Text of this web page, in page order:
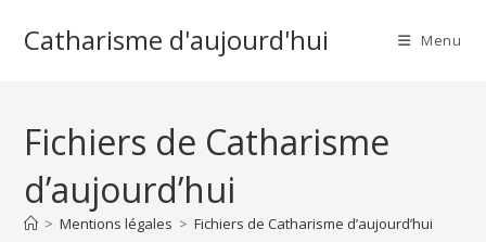
Catharisme d'aujourd'hui Menu
Fichiers de Catharisme
d’aujourd’hui
> Mentions légales > Fichiers de Catharisme d’aujourd’hui